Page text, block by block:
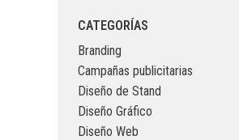
CATEGORÍAS
Branding
Campañas publicitarias
Diseño de Stand
Diseño Gráfico
Diseño Web